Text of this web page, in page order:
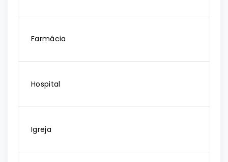
Farmácia
Hospital
Igreja